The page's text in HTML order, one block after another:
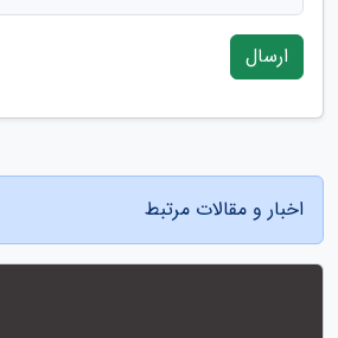
ارسال
اخبار و مقالات مرتبط